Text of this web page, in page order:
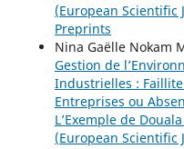
(European Scientific
Preprints
Nina Gaëlle Nokam
Gestion de
Industrielles :
Entreprises ou
L’Exemple de
(European Scientific